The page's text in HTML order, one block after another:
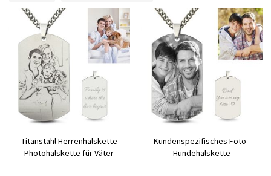
Titanstahl Herrenhalskette
Photohalskette für Väter
Kundenspezifisches Foto -
Hundehalskette